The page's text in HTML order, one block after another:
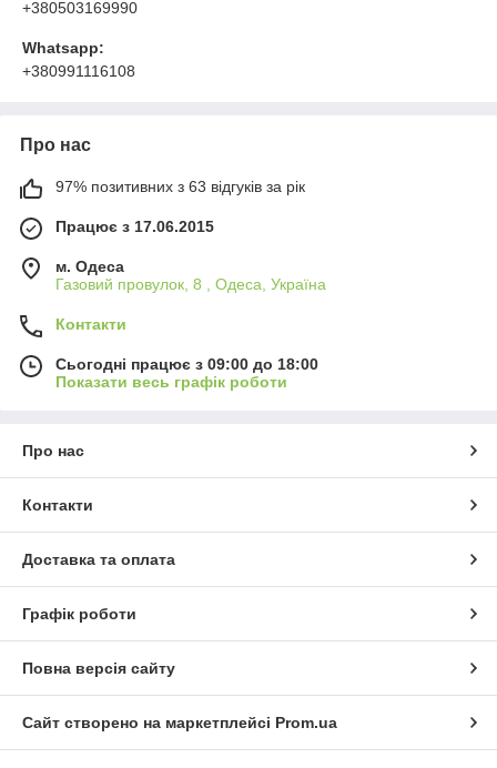
+380503169990
Whatsapp:
+380991116108
Про нас
97% позитивних з 63 відгуків за рік
Працює з 17.06.2015
м. Одеса
Газовий провулок, 8 , Одеса, Україна
Контакти
Сьогодні працює з 09:00 до 18:00
Показати весь графік роботи
Про нас
Контакти
Доставка та оплата
Графік роботи
Повна версія сайту
Сайт створено на маркетплейсі Prom.ua